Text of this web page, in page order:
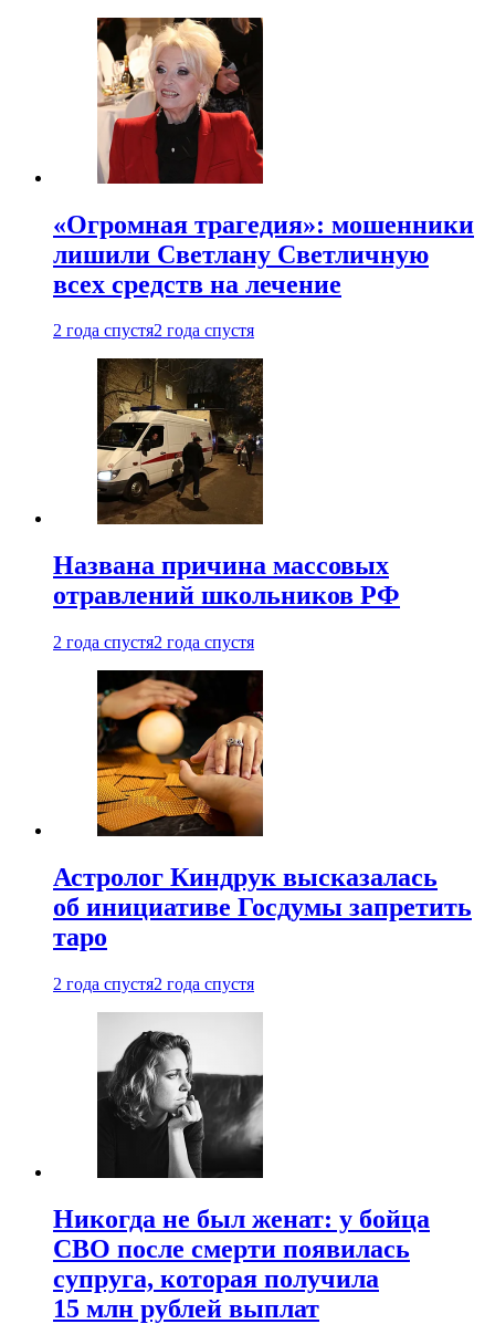
«Огромная трагедия»: мошенники
лишили Светлану Светличную
всех средств на лечение
2 года спустя2 года спустя
Названа причина массовых
отравлений школьников РФ
2 года спустя2 года спустя
Астролог Киндрук высказалась
об инициативе Госдумы запретить
таро
2 года спустя2 года спустя
Никогда не был женат: у бойца
СВО после смерти появилась
супруга, которая получила
15 млн рублей выплат